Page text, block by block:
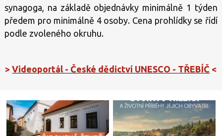
synagoga, na základě objednávky minimálně 1 týden
předem pro minimálně 4 osoby. Cena prohlídky se řídí
podle zvoleného okruhu.
>Videoportál - České dědictví UNESCO - TŘEBÍČ <